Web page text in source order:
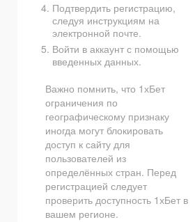
Подтвердить регистрацию,
следуя инструкциям на
электронной почте.
Войти в аккаунт с помощью
введенных данных.
Важно помнить, что 1хБет
ограничения по
географическому признаку
иногда могут блокировать
доступ к сайту для
пользователей из
определённых стран. Перед
регистрацией следует
проверить доступность 1хБет в
вашем регионе.